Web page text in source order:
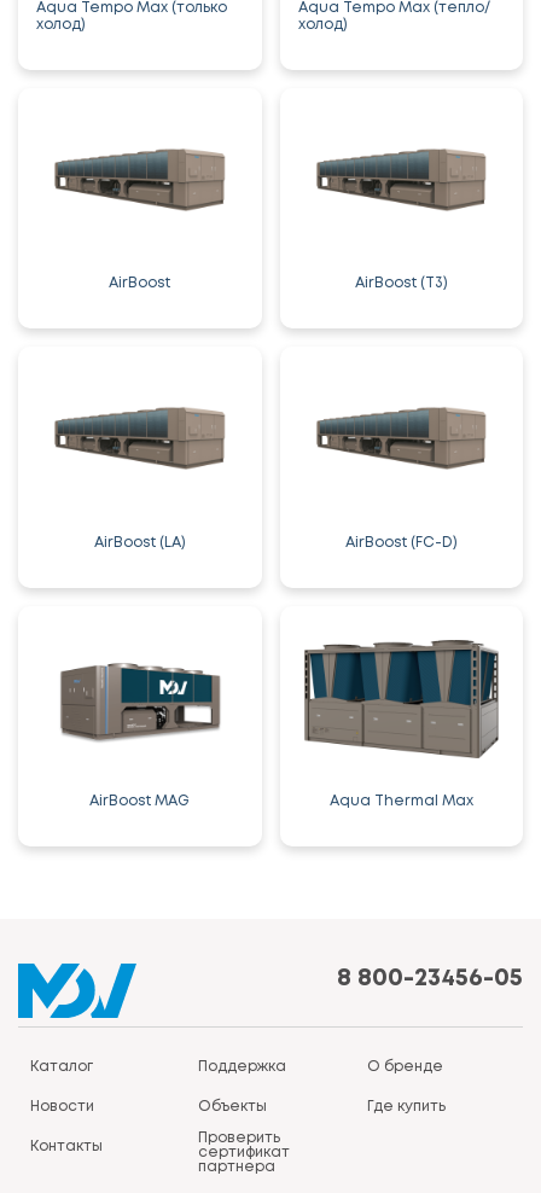
Aqua Tempo Max (только
холод)
Aqua Tempo Max (тепло/
холод)
AirBoost AirBoost (T3)
AirBoost (LA) AirBoost (FC-D)
AirBoost MAG Aqua Thermal Max
8 800-23456-05
Каталог Поддержка О бренде
Новости Объекты Где купить
Контакты
Проверить
сертификат
партнера